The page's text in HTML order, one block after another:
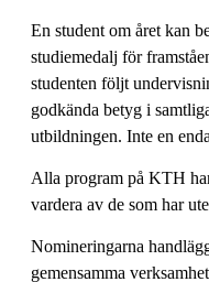
En student om året kan
studiemedalj för
studenten följt
godkända betyg i
utbildningen. Inte en
Alla program på KTH
vardera av de som har
Nomineringarna
gemensamma